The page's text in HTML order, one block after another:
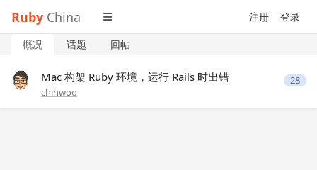
Ruby China 注册 登录
概况 话题 回帖
Mac 构架 Ruby 环境，运行 Rails 时出错
chihwoo
28